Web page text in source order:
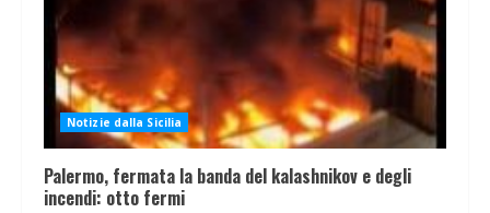
Notizie dalla Sicilia
Palermo, fermata la banda del kalashnikov e degli
incendi: otto fermi